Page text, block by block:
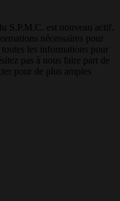
S.P.M.C. est nouveau actif.
nécessaires pour
les informations pour
pas à nous faire part de
pour de plus amples